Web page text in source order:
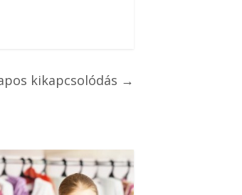
kikapcsolódás →